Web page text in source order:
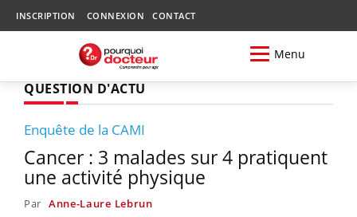
INSCRIPTION CONNEXION CONTACT
Menu
QUESTION D'ACTU
Enquête de la CAMI
Cancer : 3 malades sur 4 pratiquent
une activité physique
Par Anne-Laure Lebrun